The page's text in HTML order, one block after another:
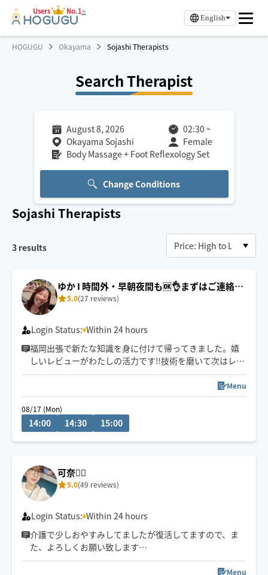
Users No.1※
English
HOGUGU Okayama Sojashi Therapists
Search Therapist
August 8, 2026 02:30 ~
Okayama Sojashi
Female
Body Massage + Foot Reflexology Set
Change Conditions
Sojashi Therapists
3 results
ゆか I 時間外・早朝夜間も🆗👌まずはご連絡く
ださい☺️
5.0(27 reviews)
Login Status: Within 24 hours
福岡出張で新たな知識を身に付けて帰ってきました。嬉
しいレビューがわたしの活力です‼︎技術を磨いて次はレビ
ュー30件を目指します✨対応可能時間外（早朝夜間も
含）でも施術が可能な場合がありますので、遠慮なく‼︎ど
んどんお問い合わせくださいね〜📩
Menu
08/17 (Mon)
14:00 14:30 15:00
可奈🙋‍♀️
5.0(49 reviews)
Login Status: Within 24 hours
介護で少しおやすみしてましたが復活してますので、ま
た、よろしくお願い致します
🤚✨🥰気✨血✨水の流れをスムーズに✨お一人お一人に合
わせたリンパトリートメント、ほぐしを日々の疲れを流
Menu